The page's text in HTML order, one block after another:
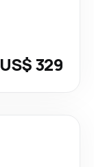
US$ 329